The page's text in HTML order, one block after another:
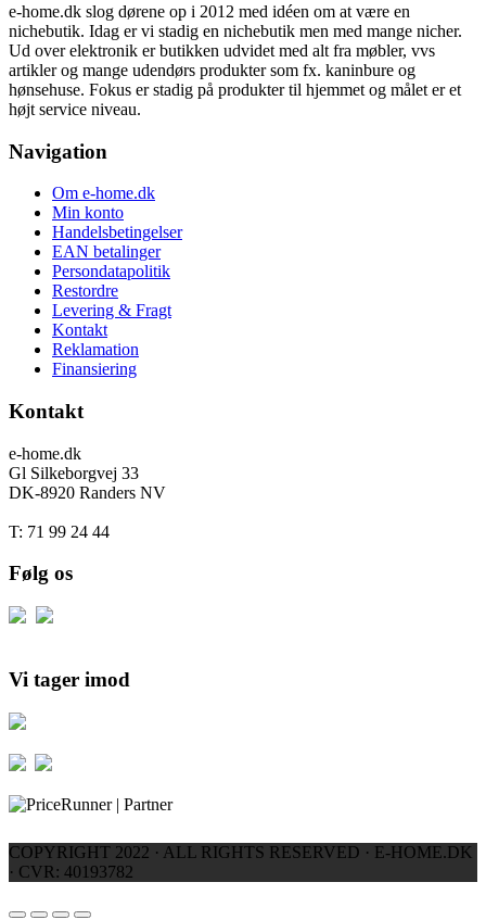
e-home.dk slog dørene op i 2012 med idéen om at være en
nichebutik. Idag er vi stadig en nichebutik men med mange nicher.
Ud over elektronik er butikken udvidet med alt fra møbler, vvs
artikler og mange udendørs produkter som fx. kaninbure og
hønsehuse. Fokus er stadig på produkter til hjemmet og målet er et
højt service niveau.
Navigation
Om e-home.dk
Min konto
Handelsbetingelser
EAN betalinger
Persondatapolitik
Restordre
Levering & Fragt
Kontakt
Reklamation
Finansiering
Kontakt
e-home.dk
Gl Silkeborgvej 33
DK-8920 Randers NV
T: 71 99 24 44
Følg os
Vi tager imod
COPYRIGHT 2022 · ALL RIGHTS RESERVED · E-HOME.DK
· CVR: 40193782